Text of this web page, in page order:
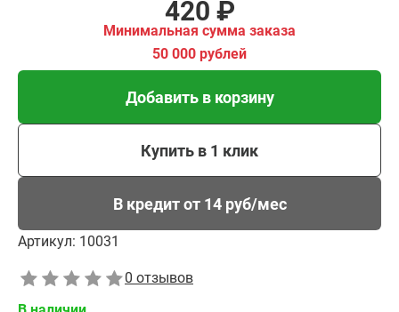
420 ₽
Минимальная сумма заказа
50 000 рублей
Добавить в корзину
Купить в 1 клик
В кредит от 14 руб/мес
Артикул: 10031
0 отзывов